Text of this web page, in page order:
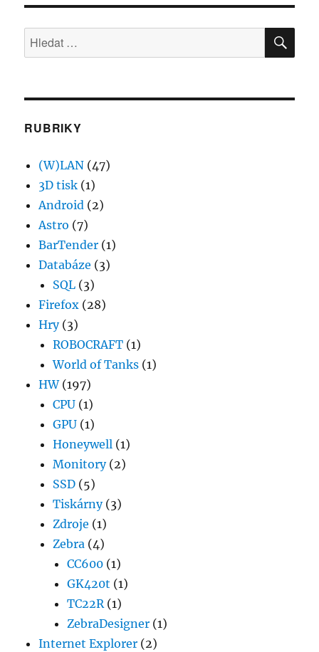
NKA
Hledat:
RUBRIKY
(W)LAN (47)
3D tisk (1)
Android (2)
Astro (7)
BarTender (1)
Databáze (3)
SQL (3)
Firefox (28)
Hry(3)
ROBOCRAFT (1)
World of Tanks (1)
HW(197)
CPU (1)
GPU (1)
Honeywell (1)
Monitory(2)
SSD (5)
Tiskárny(3)
Zdroje (1)
Zebra (4)
CC600 (1)
GK420t (1)
TC22R(1)
ZebraDesigner (1)
Internet Explorer (2)